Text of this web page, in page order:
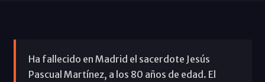
Ha fallecido en Madrid el sacerdote Jesús
Pascual Martínez, a los 80 años de edad. El